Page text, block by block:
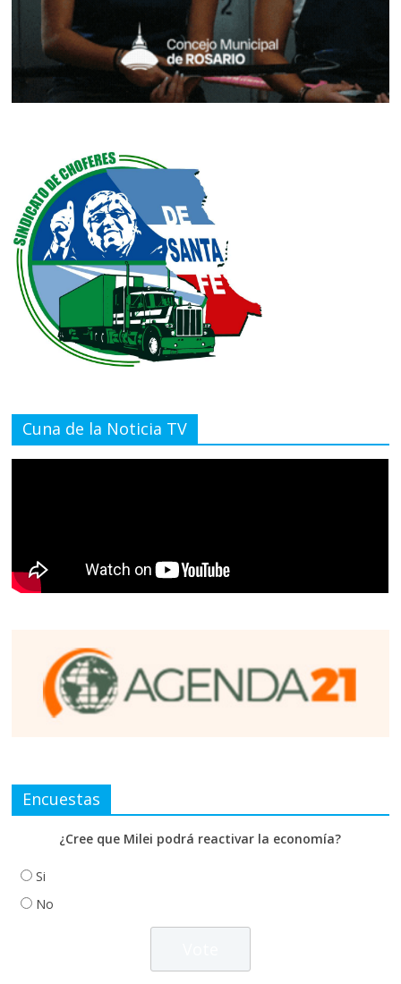
Cuna de la Noticia TV
Encuestas
¿Cree que Milei podrá reactivar la economía?
Si
No